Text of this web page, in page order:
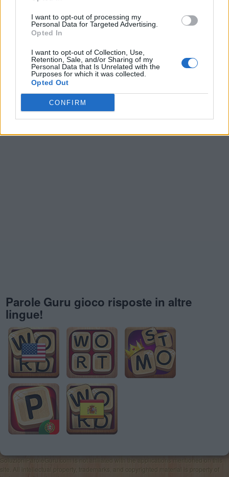
I want to opt-out of processing my
Personal Data for Targeted Advertising.
Opted In
I want to opt-out of Collection, Use,
Retention, Sale, and/or Sharing of my
Personal Data that Is Unrelated with the
Purposes for which it was collected.
Opted Out
CONFIRM
Ultime ricerche:
,Asutt,Ridur,Ioopl,Ridur,vr lo,ipote
Fiont,DISTA,Rideo,Rideo,V t o,Cerca,Bcneb,a C b,
99 &a,Ridbo
Parole Guru gioco risposte in altre
lingue!
SoluzioniParoleGuru.com is not affiliated with the applications mentioned on this
site. All intellectual property, trademarks, and copyrighted material is property of